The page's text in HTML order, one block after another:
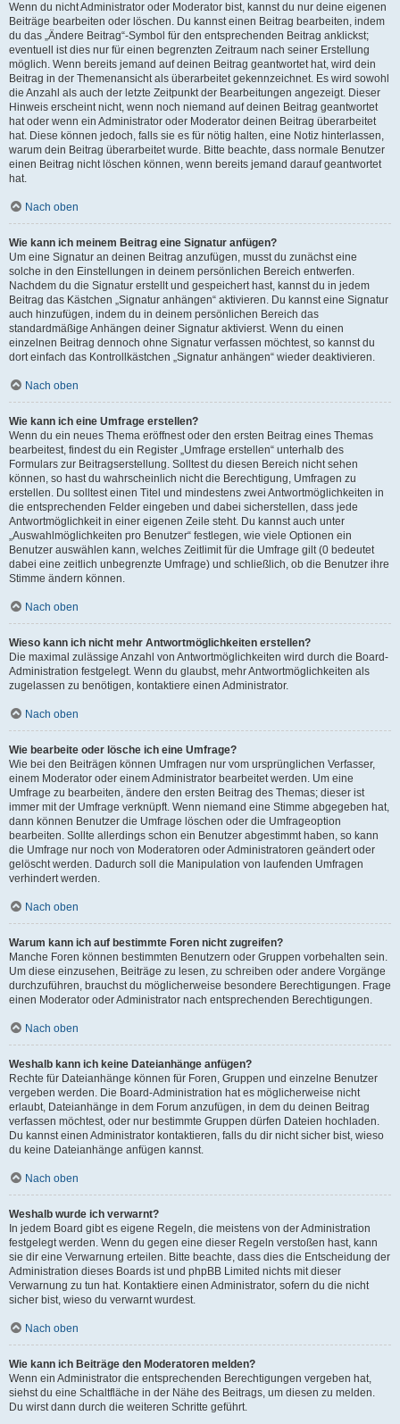
Wenn du nicht Administrator oder Moderator bist, kannst du nur deine eigenen
Beiträge bearbeiten oder löschen. Du kannst einen Beitrag bearbeiten, indem
du das „Ändere Beitrag“-Symbol für den entsprechenden Beitrag anklickst;
eventuell ist dies nur für einen begrenzten Zeitraum nach seiner Erstellung
möglich. Wenn bereits jemand auf deinen Beitrag geantwortet hat, wird dein
Beitrag in der Themenansicht als überarbeitet gekennzeichnet. Es wird sowohl
die Anzahl als auch der letzte Zeitpunkt der Bearbeitungen angezeigt. Dieser
Hinweis erscheint nicht, wenn noch niemand auf deinen Beitrag geantwortet
hat oder wenn ein Administrator oder Moderator deinen Beitrag überarbeitet
hat. Diese können jedoch, falls sie es für nötig halten, eine Notiz hinterlassen,
warum dein Beitrag überarbeitet wurde. Bitte beachte, dass normale Benutzer
einen Beitrag nicht löschen können, wenn bereits jemand darauf geantwortet
hat.
Nach oben
Wie kann ich meinem Beitrag eine Signatur anfügen?
Um eine Signatur an deinen Beitrag anzufügen, musst du zunächst eine
solche in den Einstellungen in deinem persönlichen Bereich entwerfen.
Nachdem du die Signatur erstellt und gespeichert hast, kannst du in jedem
Beitrag das Kästchen „Signatur anhängen“ aktivieren. Du kannst eine Signatur
auch hinzufügen, indem du in deinem persönlichen Bereich das
standardmäßige Anhängen deiner Signatur aktivierst. Wenn du einen
einzelnen Beitrag dennoch ohne Signatur verfassen möchtest, so kannst du
dort einfach das Kontrollkästchen „Signatur anhängen“ wieder deaktivieren.
Nach oben
Wie kann ich eine Umfrage erstellen?
Wenn du ein neues Thema eröffnest oder den ersten Beitrag eines Themas
bearbeitest, findest du ein Register „Umfrage erstellen“ unterhalb des
Formulars zur Beitragserstellung. Solltest du diesen Bereich nicht sehen
können, so hast du wahrscheinlich nicht die Berechtigung, Umfragen zu
erstellen. Du solltest einen Titel und mindestens zwei Antwortmöglichkeiten in
die entsprechenden Felder eingeben und dabei sicherstellen, dass jede
Antwortmöglichkeit in einer eigenen Zeile steht. Du kannst auch unter
„Auswahlmöglichkeiten pro Benutzer“ festlegen, wie viele Optionen ein
Benutzer auswählen kann, welches Zeitlimit für die Umfrage gilt (0 bedeutet
dabei eine zeitlich unbegrenzte Umfrage) und schließlich, ob die Benutzer ihre
Stimme ändern können.
Nach oben
Wieso kann ich nicht mehr Antwortmöglichkeiten erstellen?
Die maximal zulässige Anzahl von Antwortmöglichkeiten wird durch die Board-
Administration festgelegt. Wenn du glaubst, mehr Antwortmöglichkeiten als
zugelassen zu benötigen, kontaktiere einen Administrator.
Nach oben
Wie bearbeite oder lösche ich eine Umfrage?
Wie bei den Beiträgen können Umfragen nur vom ursprünglichen Verfasser,
einem Moderator oder einem Administrator bearbeitet werden. Um eine
Umfrage zu bearbeiten, ändere den ersten Beitrag des Themas; dieser ist
immer mit der Umfrage verknüpft. Wenn niemand eine Stimme abgegeben hat,
dann können Benutzer die Umfrage löschen oder die Umfrageoption
bearbeiten. Sollte allerdings schon ein Benutzer abgestimmt haben, so kann
die Umfrage nur noch von Moderatoren oder Administratoren geändert oder
gelöscht werden. Dadurch soll die Manipulation von laufenden Umfragen
verhindert werden.
Nach oben
Warum kann ich auf bestimmte Foren nicht zugreifen?
Manche Foren können bestimmten Benutzern oder Gruppen vorbehalten sein.
Um diese einzusehen, Beiträge zu lesen, zu schreiben oder andere Vorgänge
durchzuführen, brauchst du möglicherweise besondere Berechtigungen. Frage
einen Moderator oder Administrator nach entsprechenden Berechtigungen.
Nach oben
Weshalb kann ich keine Dateianhänge anfügen?
Rechte für Dateianhänge können für Foren, Gruppen und einzelne Benutzer
vergeben werden. Die Board-Administration hat es möglicherweise nicht
erlaubt, Dateianhänge in dem Forum anzufügen, in dem du deinen Beitrag
verfassen möchtest, oder nur bestimmte Gruppen dürfen Dateien hochladen.
Du kannst einen Administrator kontaktieren, falls du dir nicht sicher bist, wieso
du keine Dateianhänge anfügen kannst.
Nach oben
Weshalb wurde ich verwarnt?
In jedem Board gibt es eigene Regeln, die meistens von der Administration
festgelegt werden. Wenn du gegen eine dieser Regeln verstoßen hast, kann
sie dir eine Verwarnung erteilen. Bitte beachte, dass dies die Entscheidung der
Administration dieses Boards ist und phpBB Limited nichts mit dieser
Verwarnung zu tun hat. Kontaktiere einen Administrator, sofern du die nicht
sicher bist, wieso du verwarnt wurdest.
Nach oben
Wie kann ich Beiträge den Moderatoren melden?
Wenn ein Administrator die entsprechenden Berechtigungen vergeben hat,
siehst du eine Schaltfläche in der Nähe des Beitrags, um diesen zu melden.
Du wirst dann durch die weiteren Schritte geführt.